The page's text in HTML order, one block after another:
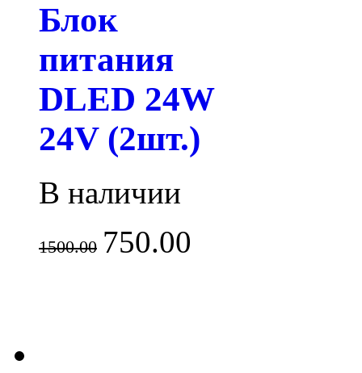
Блок
питания
DLED 24W
24V (2шт.)
В наличии
1500.00 750.00